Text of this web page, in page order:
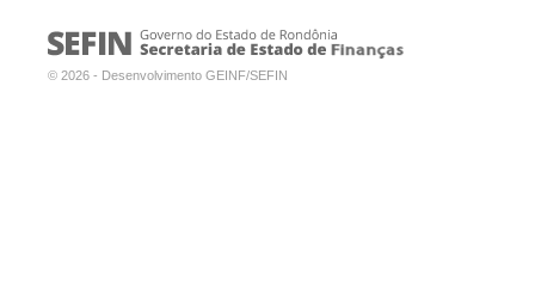
© 2026 - Desenvolvimento GEINF/SEFIN